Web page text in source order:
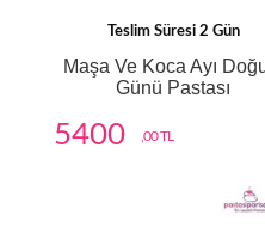
Teslim Süresi 2 Gün
Maşa Ve Koca Ayı
Günü Pastası
5400 ,00 TL